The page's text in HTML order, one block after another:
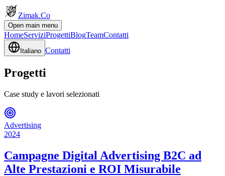
Zimak.Co
Open main menu
HomeServiziProgettiBlogTeamContatti
Italiano Contatti
Progetti
Case study e lavori selezionati
Advertising
2024
Campagne Digital Advertising B2C ad
Alte Prestazioni e ROI Misurabile